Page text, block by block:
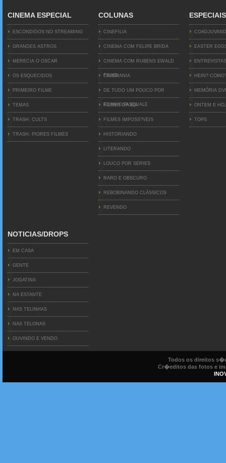
CINEMA ESPECIAL
ESCONDIDOS NO STREAMING
GRANDES ASTROS
MERECIA O OSCAR
OS ESQUECIDOS
PRIMEIRO FILME
TEMAS
TRASH: CULTS
TRASH: PIORES FILMES
COLUNAS
CINEFILIA
CINEMA COM FELIPE BRIDA
CINEMA COM RUBENS EWALD
FILHO
CINEMANIA
DE TUDO UM POUCO POR
EDINHO PASQUALE
FILMES DA BIA
FILMES IMPOSS?VEIS
HISTORIANDO
LITERANDO
LOUCO POR SERIES
RARO E OBSCURO
REBOBINANDO CLÁSSICOS
REVENDO
ESPECIAIS
EASTER
ENTREVISTAS
HEIN?
MEMÓRIA
ONTEM E
TOPS
NOTICIAS/DROPS
EM CASA
GENTE
JOGATINA
NA ESTANTE
NAS TELINHAS
NAS TELONAS
OUVINDO E VENDO
Todos os direitos
Cr�editos das fotos e